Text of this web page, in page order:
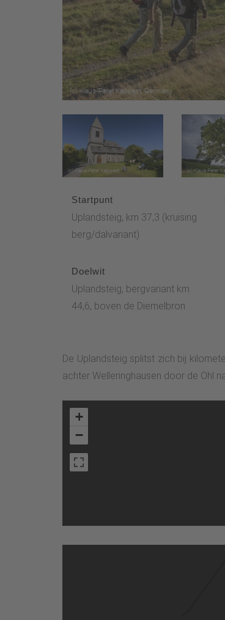
Startpunt
Uplandsteig, km 37,3 (kruising
berg/dalvariant)
Doelwit
Uplandsteig, bergvariant km
44,6, boven de Diemelbron
De Uplandsteig splitst zich bij
achter Welleringhausen door de Ohl
+
−